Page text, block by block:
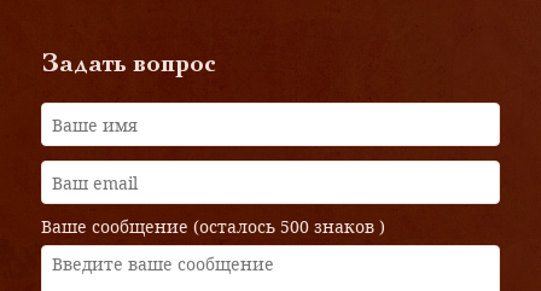
Задать вопрос
Ваше сообщение (осталось 500 знаков )